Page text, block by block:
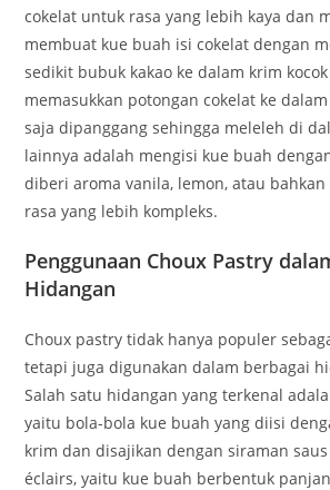
cokelat untuk rasa yang lebih kaya dan
membuat kue buah isi cokelat dengan
sedikit bubuk kakao ke dalam krim
memasukkan potongan cokelat ke
saja dipanggang sehingga meleleh di
lainnya adalah mengisi kue buah
diberi aroma vanila, lemon, atau
rasa yang lebih kompleks.
Penggunaan Choux Pastry
Hidangan
Choux pastry tidak hanya populer
tetapi juga digunakan dalam berbagai
Salah satu hidangan yang terkenal
yaitu bola-bola kue buah yang diisi
krim dan disajikan dengan siraman
éclairs, yaitu kue buah berbentuk